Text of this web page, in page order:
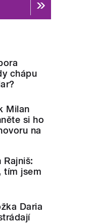
chápu
Milan
si ho
na
tím jsem
Daria